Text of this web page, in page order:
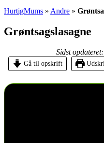
HurtigMums » Andre »
Grøntsagslasagne
Sidst
Gå til opskrift